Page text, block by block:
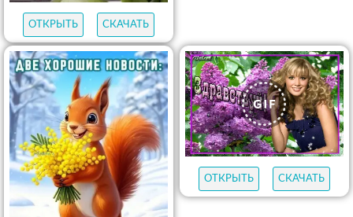
ОТКРЫТЬ СКАЧАТЬ
ОТКРЫТЬ СКАЧАТЬ